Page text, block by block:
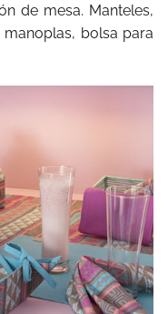
de mesa. Manteles,
manoplas, bolsa para